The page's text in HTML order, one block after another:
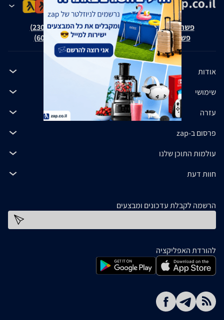
פשרה בת"צ אבנצ'יק נ' זאפ גרופ (ת"צ 23008-08-20)
פשרה בת"צ כהנים נ' זאפ גרופ (ת"צ 60371-12-19)
אודות
שימושי
עזרה
פרסום ב-zap
עולמות התוכן שלנו
חוות דעת
הרשמה לקבלת עדכונים ומבצעים
להורדת האפליקציה